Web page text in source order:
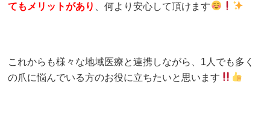
てもメリットがあり
、何より安心して頂けます
これからも様々な地域医療と連携しながら、1人でも多く
の爪に悩んでいる方のお役に立ちたいと思います